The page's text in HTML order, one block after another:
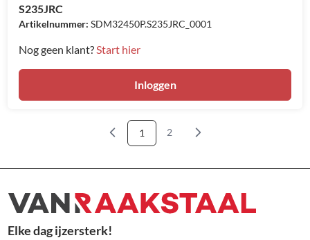
S235JRC
Artikelnummer: SDM32450P.S235JRC_0001
Nog geen klant?Start hier
Inloggen
U lees momenteel pagina
1 Pagina
2
Elke dag ijzersterk!